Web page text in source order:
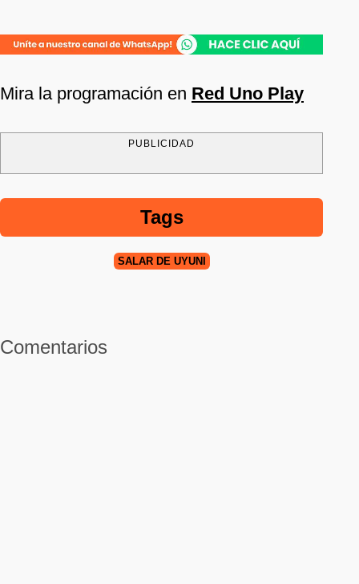
Mira la programación en Red Uno Play
PUBLICIDAD
Tags
SALAR DE UYUNI
Comentarios